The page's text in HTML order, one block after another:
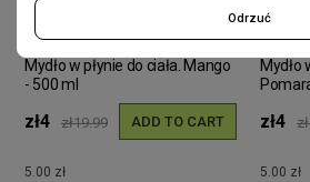
Mydło w płynie do ciała. Mango
- 500 ml
zł4 zł19.99 ADD TO CART
5.00 zł
Mydło
zł4
5.00 zł
Odrzuć